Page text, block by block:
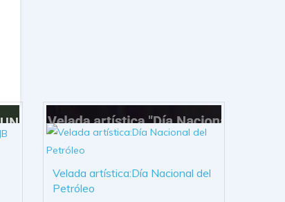
Velada artística:Día Nacional del
Petróleo